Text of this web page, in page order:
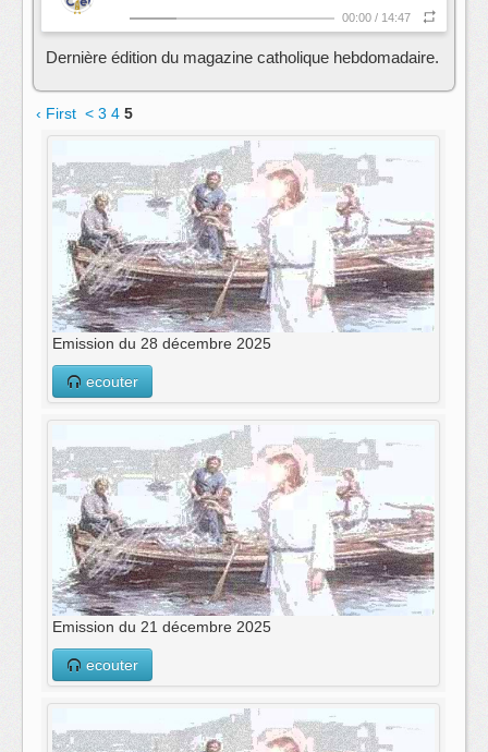
00:00 / 14:47
Dernière édition du magazine catholique hebdomadaire.
‹ First < 3 4 5
Emission du 28 décembre 2025
ecouter
Emission du 21 décembre 2025
ecouter